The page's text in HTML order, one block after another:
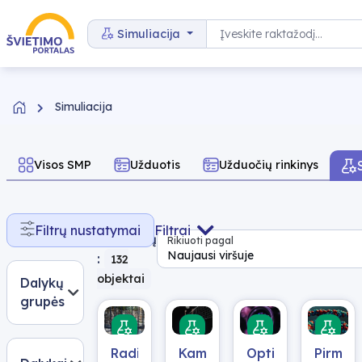
Pereiti prie turinio
Simuliacija Paieška
Simuliacija
Visos SMP Užduotis Užduočių rinkinys
Filtrų nustatymai Filtrai
Dalykų
grupės
Rasta
rezultatų
:
132
objektai
Rikiuoti pagal
Naujausi viršuje
Radioaktyvumas
Kampu
Optiniai
Pirminė